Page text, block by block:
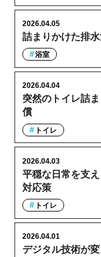
詰まりかけた排
2026.04.05
浴室
突然のトイレ詰
償
2026.04.04
トイレ
平穏な日常を支
対応策
2026.04.03
トイレ
デジタル技術が
2026.04.01